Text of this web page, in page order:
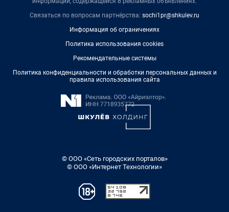
Связаться по вопросам партнёрства: sochi1pr@shkulev.ru
Информация об ограничениях
Политика использования cookies
Рекомендательные системы
Политика конфиденциальности и обработки персональных данных и
правила использования сайта
© ООО «Сеть городских порталов»
© ООО «Интернет Технологии»